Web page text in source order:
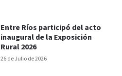
26 de Julio de 2026
Entre Ríos participó del acto
inaugural de la Exposición
Rural 2026